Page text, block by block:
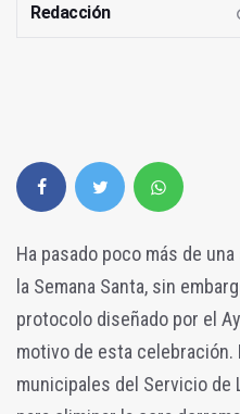
Redacción
Ha pasado poco más de
la Semana Santa, sin
protocolo diseñado por el
motivo de esta
municipales del Servicio de